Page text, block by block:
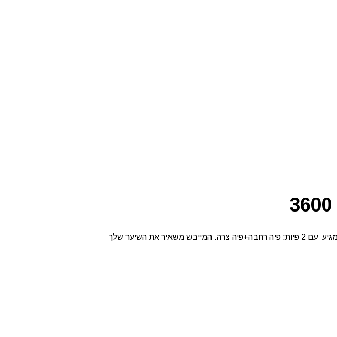
פן מקצועי איתמר דגם 3600 זהו מכשיר הפן המקורי של חברת איתמר לשימוש מקצועי וביתי המכשיר מגיע עם 2 פיות: פיה רחבה+פיה צרה. המייבש משאיר את השיער שלך